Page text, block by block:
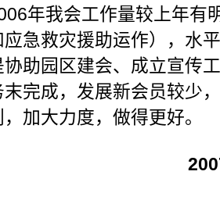
我会工作量较上年有明
应急救灾援助运作），水
协助园区建会、成立宣传
末完成，发展新会员较少
加大力度，做得更好。